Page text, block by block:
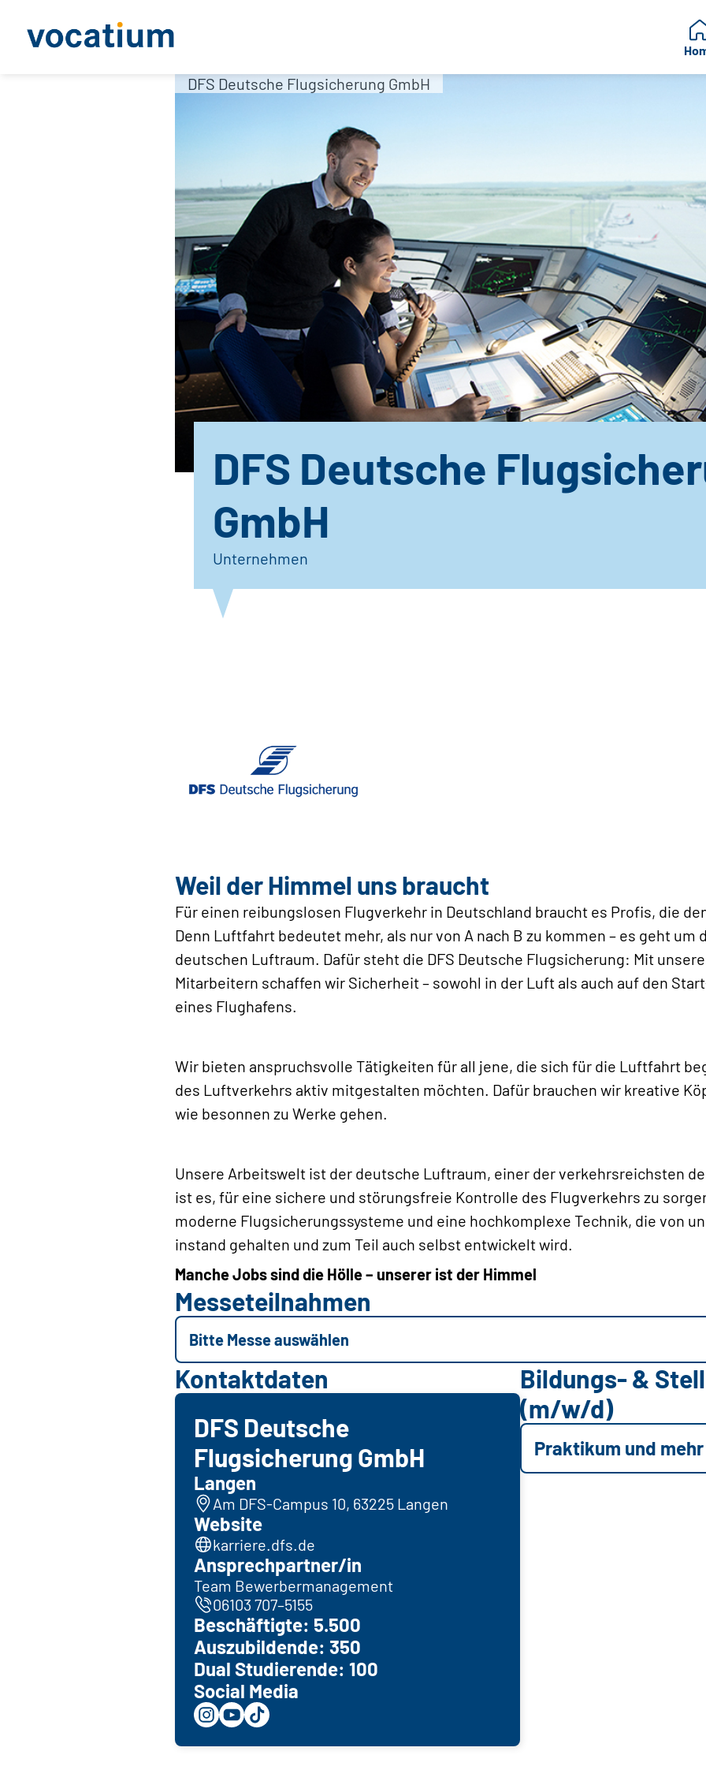
DFS Deutsche Flugsicherung GmbH
DFS Deutsche
GmbH
Unternehmen
Weil der Himmel uns braucht
Für einen reibungslosen Flugverkehr in Deutschland braucht es Profis, die
Denn Luftfahrt bedeutet mehr, als nur von A nach B zu kommen – es geht um
deutschen Luftraum. Dafür steht die DFS Deutsche Flugsicherung: Mit
Mitarbeitern schaffen wir Sicherheit – sowohl in der Luft als auch auf den
eines Flughafens.
Wir bieten anspruchsvolle Tätigkeiten für all jene, die sich für die Luftfahrt
des Luftverkehrs aktiv mitgestalten möchten. Dafür brauchen wir kreative
wie besonnen zu Werke gehen.
Unsere Arbeitswelt ist der deutsche Luftraum, einer der verkehrsreichsten
ist es, für eine sichere und störungsfreie Kontrolle des Flugverkehrs zu
moderne Flugsicherungssysteme und eine hochkomplexe Technik, die von
instand gehalten und zum Teil auch selbst entwickelt wird.
Manche Jobs sind die Hölle – unserer ist der Himmel
Messeteilnahmen
Bitte Messe auswählen
Kontaktdaten
DFS Deutsche
Flugsicherung GmbH
Langen
Am DFS-Campus 10, 63225 Langen
Website
karriere.dfs.de
Ansprechpartner/in
Team Bewerbermanagement
06103 707–5155
Beschäftigte: 5.500
Auszubildende: 350
Dual Studierende: 100
Social Media
Bildungs- &
(m/w/d)
Praktikum und mehr